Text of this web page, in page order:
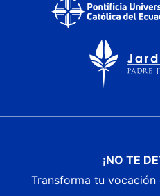
¡NO TE
Transforma tu